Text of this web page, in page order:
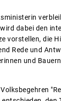
dabei den
vorstellen, die
Rede und
und